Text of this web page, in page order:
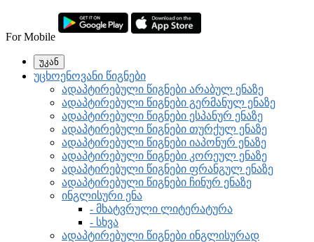
For Mobile
უკან
უცხოენოვანი წიგნები
ადაპტირებული წიგნები არაბულ ენაზე
ადაპტირებული წიგნები გერმანულ ენაზე
ადაპტირებული წიგნები ესპანურ ენაზე
ადაპტირებული წიგნები თურქულ ენაზე
ადაპტირებული წიგნები იაპონურ ენაზე
ადაპტირებული წიგნები კორეულ ენაზე
ადაპტირებული წიგნები ფრანგულ ენაზე
ადაპტირებული წიგნები ჩინურ ენაზე
ინგლისური ენა
- მხატვრული ლიტერატურა
- სხვა
ადაპტირებული წიგნები ინგლისურად